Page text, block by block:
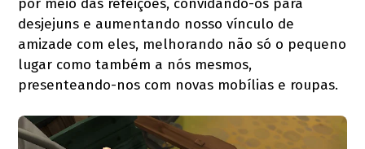
desjejuns e aumentando nosso vínculo de
amizade com eles, melhorando não só o pequeno
lugar como também a nós mesmos,
presenteando-nos com novas mobílias e roupas.